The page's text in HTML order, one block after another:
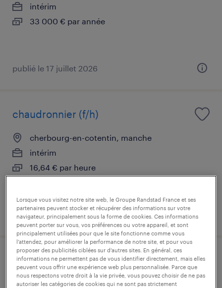
intérim
33 000 € par année
publié le 17 juillet 2026
chaudronnier (f/h)
cherbourg-en-cotentin, manche
intérim
16,64 € par heure
publié le 17 juillet 2026
technicien etudes industrialisation
(f/h)
Lorsque vous visitez notre site web, le Groupe Randstad France et ses
partenaires peuvent stocker et récupérer des informations sur votre
navigateur, principalement sous la forme de cookies. Ces informations
peuvent porter sur vous, vos préférences ou votre appareil, et sont
principalement utilisées pour que le site fonctionne comme vous
l’attendez, pour améliorer la performance de notre site, et pour vous
proposer des publicités ciblées sur d’autres sites. En général, ces
informations ne permettent pas de vous identifier directement, mais elles
peuvent vous offrir une expérience web plus personnalisée. Parce que
nous respectons votre droit à la vie privée, vous pouvez choisir de ne pas
autoriser les catégories de cookies qui ne sont pas strictement